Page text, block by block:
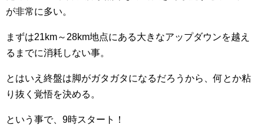
が非常に多い。
まずは21km～28km地点にある大きなアップダウンを越え
るまでに消耗しない事。
とはいえ終盤は脚がガタガタになるだろうから、何とか粘
り抜く覚悟を決める。
という事で、9時スタート！